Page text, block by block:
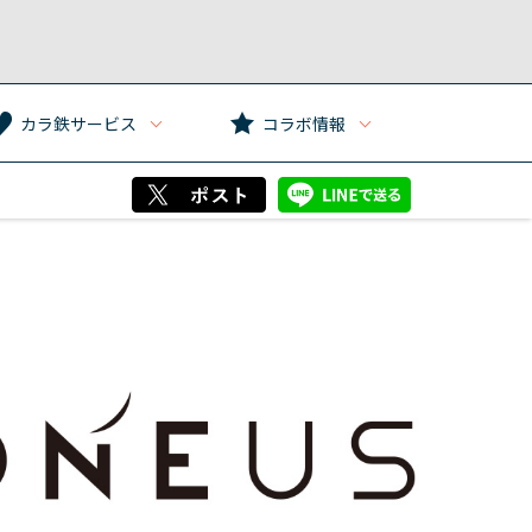
カラ鉄サービス コラボ情報